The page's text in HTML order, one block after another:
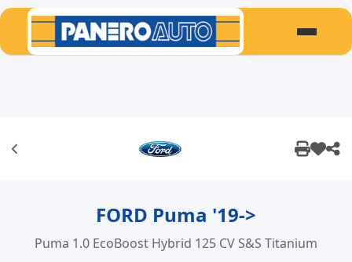
FORD Puma '19->
Puma 1.0 EcoBoost Hybrid 125 CV S&S Titanium